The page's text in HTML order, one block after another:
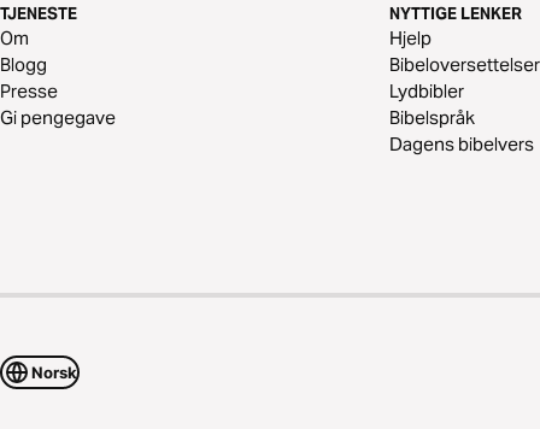
TJENESTE
Om
Blogg
Presse
Gi pengegave
NYTTIGE LENKER
Hjelp
Bibeloversettelser
Lydbibler
Bibelspråk
Dagens bibelvers
Norsk